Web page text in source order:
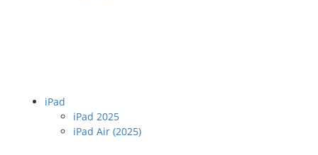
iPad
iPad 2025
iPad Air (2025)